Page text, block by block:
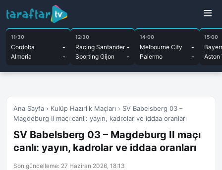
11:30
Cordoba
-
Almeria
-
12:30
Racing Santander -
Sporting Gijon
-
14:00
Melbourne City
-
Palermo
-
15:00
Aston
Ana Sayfa › Kulüp Hazırlık Maçları › SV Babelsberg 03 –
Magdeburg II maçı canlı: yayın, kadrolar ve iddaa oranları
SV Babelsberg 03 – Magdeburg II maçı
canlı: yayın, kadrolar ve iddaa oranları
Son güncelleme: 27 Haziran 2026, 18:13